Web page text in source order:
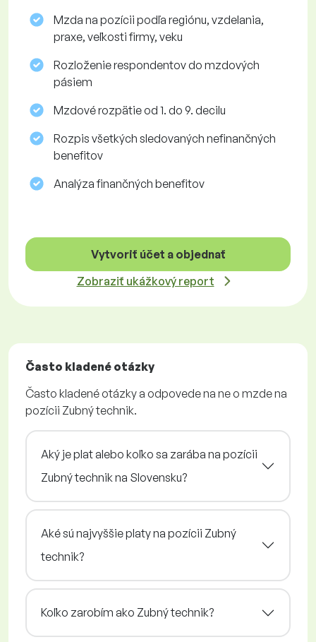
Mzda na pozícii podľa regiónu, vzdelania,
praxe, veľkosti firmy, veku
Rozloženie respondentov do mzdových
pásiem
Mzdové rozpätie od 1. do 9. decilu
Rozpis všetkých sledovaných nefinančných
benefitov
Analýza finančných benefitov
Vytvoriť účet a objednať
Zobraziť ukážkový report
Často kladené otázky
Často kladené otázky a odpovede na ne o mzde na
pozícii Zubný technik.
Aký je plat alebo koľko sa zarába na pozícii
Zubný technik na Slovensku?
Aké sú najvyššie platy na pozícii Zubný
technik?
Koľko zarobím ako Zubný technik?